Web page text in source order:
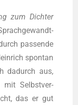
zum Dich­ter
pas­sen­de
spon­tan
dadurch aus,
mit Selbst­ver­
das er gut